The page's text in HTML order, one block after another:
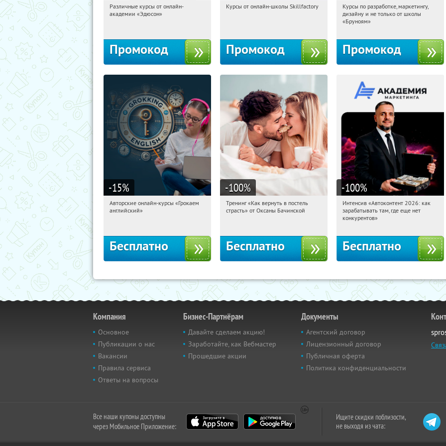
05:19:40 Получили:
Различные курсы от онлайн-
академии «Эдюсон»
Промокод
05:19:40
Получи первым!
Курсы от онлайн-школы Skillfactory
Промокод
05:19:40
Получи первым!
Россия
Курсы по разработке, маркетингу,
дизайну и не только от школы
«Бруноям»
Промокод
-15%
05:19:40 Получили:
Авторские онлайн-курсы «Грокаем
английский»
Бесплатно
-100%
05:19:40 Получили:
Тренинг «Как вернуть в постель
страсть» от Оксаны Бачинской
Бесплатно
-100%
05:19:40 Получили:
Россия
Интенсив «Автоконтент 2026: как
зарабатывать там, где еще нет
конкурентов»
Бесплатно
Компания
Основное
Публикации о нас
Вакансии
Правила сервиса
Ответы на вопросы
Бизнес-Партнёрам
Давайте сделаем акцию!
Заработайте, как Вебмастер
Прошедшие акции
Документы
Агентский договор
Лицензионный договор
Публичная оферта
Политика конфиденциальности
Все наши купоны доступны
через Мобильное Приложение:
Ищите скидки поблизости,
не выходя из чата: